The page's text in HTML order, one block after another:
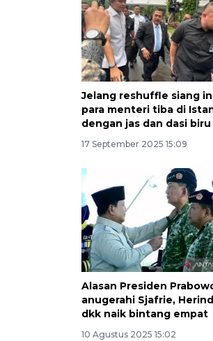
Jelang reshuffle siang
para menteri tiba di
dengan jas dan dasi biru
17 September 2025 15:09
Alasan Presiden
anugerahi Sjafrie,
dkk naik bintang empat
10 Agustus 2025 15:02